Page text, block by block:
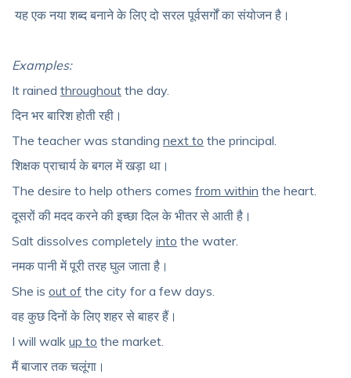
यह एक नया शब्द बनाने के लिए दो सरल पूर्वसर्गों का संयोजन है।
Examples:
It rained throughout the day.
दिन भर बारिश होती रही।
The teacher was standing next to the principal.
शिक्षक प्राचार्य के बगल में खड़ा था।
The desire to help others comes from within the heart.
दूसरों की मदद करने की इच्छा दिल के भीतर से आती है।
Salt dissolves completely into the water.
नमक पानी में पूरी तरह घुल जाता है।
She is out of the city for a few days.
वह कुछ दिनों के लिए शहर से बाहर हैं।
I will walk up to the market.
मैं बाजार तक चलूंगा।